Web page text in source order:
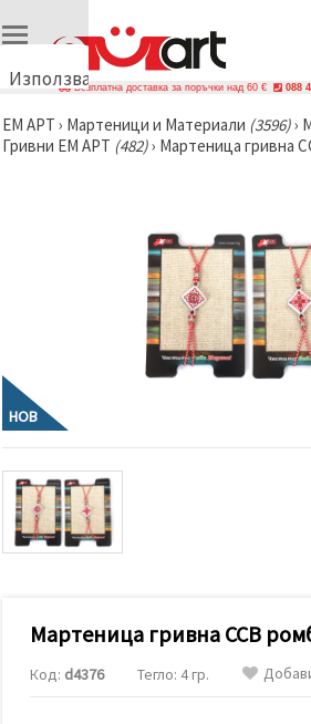
Използваме
🍪
Използваме
съгласие,
да
анализираме
трафика и
да
показваме
по-
релевантно
съдържание
и реклами,
включително
за анализ
маркетинг.
Безплатна доставка за поръчки над 60 € 088
ЕМ АРТ › Мартеници и Материали (3596)›
Гривни ЕМ АРТ (482)› Мартеница гривна
НОВ
Мартеница гривна ССВ
Код: d4376 Тегло: 4 гр.